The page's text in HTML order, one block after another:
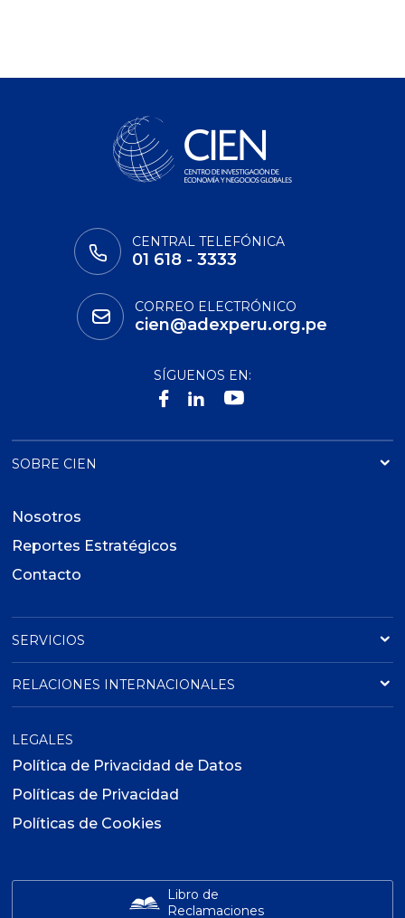
CENTRAL TELEFÓNICA
01 618 - 3333
CORREO ELECTRÓNICO
cien@adexperu.org.pe
SÍGUENOS EN:
SOBRE CIEN
Nosotros
Reportes Estratégicos
Contacto
SERVICIOS
RELACIONES INTERNACIONALES
LEGALES
Política de Privacidad de Datos
Políticas de Privacidad
Políticas de Cookies
Libro de
Reclamaciones